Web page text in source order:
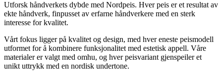
Utforsk håndverkets dybde med Nordpeis. Hver peis er et resultat av
ekte håndverk, finpusset av erfarne håndverkere med en sterk
interesse for kvalitet.
Vårt fokus ligger på kvalitet og design, med hver eneste peismodell
utformet for å kombinere funksjonalitet med estetisk appell. Våre
materialer er valgt med omhu, og hver peisvariant gjenspeiler et
unikt uttrykk med en nordisk undertone.